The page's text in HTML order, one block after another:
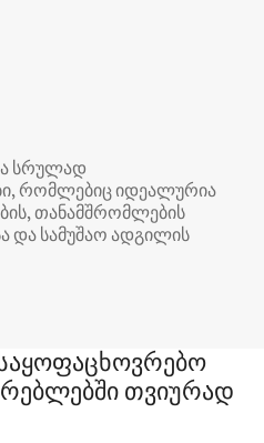
სრულად
რომლებიც იდეალურია
თანამშრომლების
და სამუშაო ადგილის
თვიურად